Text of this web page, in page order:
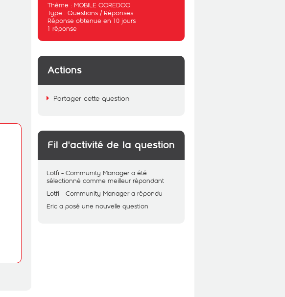
Thème : MOBILE OOREDOO
Type : Questions / Réponses
Réponse obtenue en 10 jours
1 réponse
Actions
Partager cette question
Fil d'activité de la question
Lotfi - Community Manager a été
sélectionné comme meilleur répondant
Lotfi - Community Manager a répondu
Eric a posé une nouvelle question